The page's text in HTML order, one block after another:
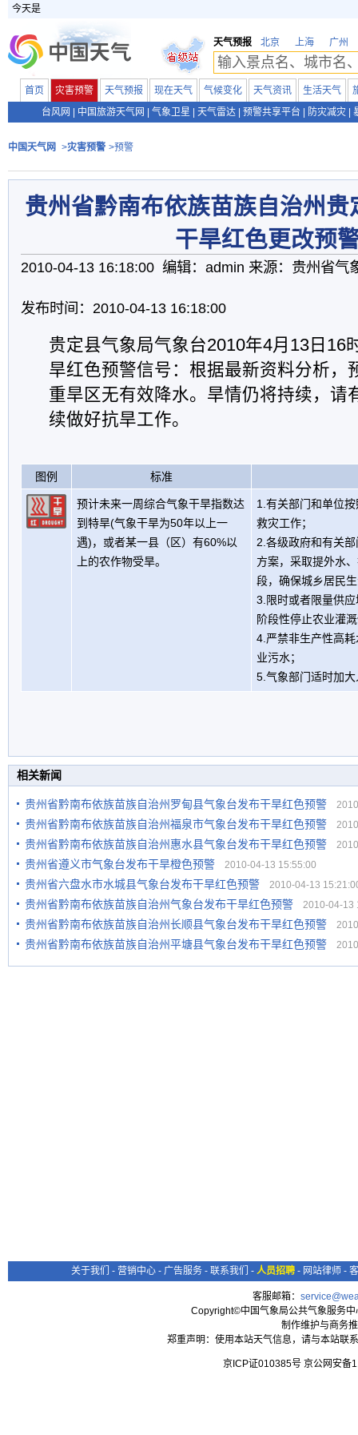
今天是
天气预报 北京 上海 广州
首页 灾害预警 天气预报 现在天气 气候变化 天气资讯 生活天气
台风网
中国旅游天气网 气象卫星 天气雷达 预警共享平台 防灾减灾
中国天气网 >灾害预警 >预警
贵州省黔南布依族苗族自治州贵
干旱红色更改预
2010-04-13 16:18:00 编辑：admin 来源：贵州省气
发布时间：2010-04-13 16:18:00
贵定县气象局气象台2010年4月13日16
旱红色预警信号：根据最新资料分析，
重旱区无有效降水。旱情仍将持续，请
续做好抗旱工作。
图例 标准
预计未来一周综合气象干旱指数达
到特旱(气象干旱为50年以上一
遇)，或者某一县（区）有60%以
上的农作物受旱。
1.有关部门和单位
救灾工作；
2.各级政府和有关
方案，采取提外水
段，确保城乡居民
3.限时或者限量供
阶段性停止农业灌
4.严禁非生产性高
业污水；
5.气象部门适时加
相关新闻
贵州省黔南布依族苗族自治州罗甸县气象台发布干旱红色预警
贵州省黔南布依族苗族自治州福泉市气象台发布干旱红色预警
贵州省黔南布依族苗族自治州惠水县气象台发布干旱红色预警
贵州省遵义市气象台发布干旱橙色预警 2010-04-13 15:55:00
贵州省六盘水市水城县气象台发布干旱红色预警 2010-04-13
贵州省黔南布依族苗族自治州气象台发布干旱红色预警 2010-04-13
贵州省黔南布依族苗族自治州长顺县气象台发布干旱红色预警
贵州省黔南布依族苗族自治州平塘县气象台发布干旱红色预警
关于我们 - 营销中心 - 广告服务 - 联系我们 - 人员招聘 - 网站律师 -
客服邮箱：
Copyright©中国气象局公共气象服务
制作维护与商务
郑重声明：使用本站天气信息，请与本站联
京ICP证010385号 京公网安备